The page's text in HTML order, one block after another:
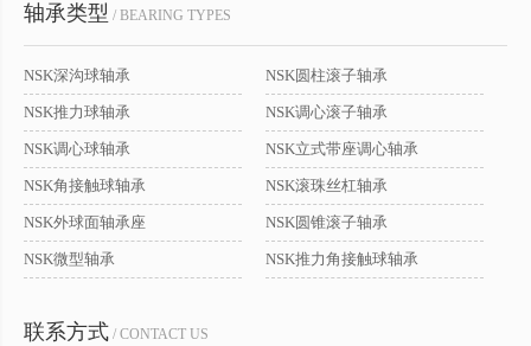
轴承类型 / BEARING TYPES
NSK深沟球轴承 NSK圆柱滚子轴承
NSK推力球轴承 NSK调心滚子轴承
NSK调心球轴承 NSK立式带座调心轴承
NSK角接触球轴承 NSK滚珠丝杠轴承
NSK外球面轴承座 NSK圆锥滚子轴承
NSK微型轴承 NSK推力角接触球轴承
联系方式 / CONTACT US